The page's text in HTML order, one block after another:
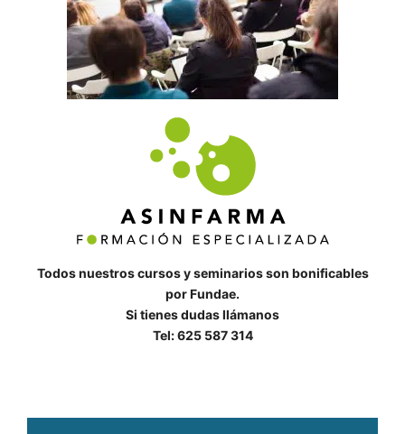
Todos nuestros cursos y seminarios son bonificables
por Fundae.
Si tienes dudas llámanos
Tel: 625 587 314